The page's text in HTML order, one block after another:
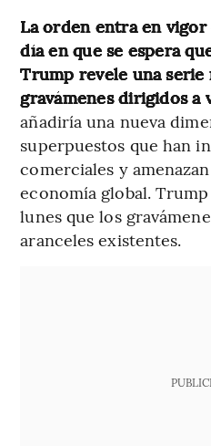
La orden entra en
día en que se espera
Trump revele una serie
gravámenes dirigidos a
añadiría una nueva
superpuestos que han
comerciales y
economía global.
lunes que los
aranceles existentes.